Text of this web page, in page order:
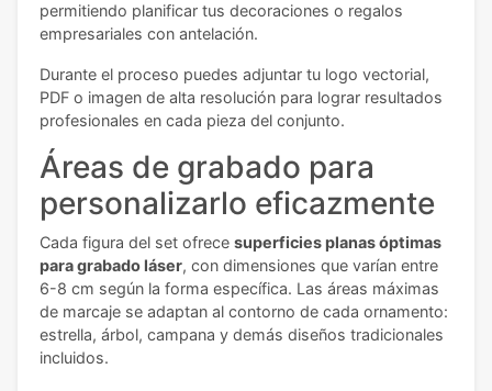
permitiendo planificar tus decoraciones o regalos
empresariales con antelación.
Durante el proceso puedes adjuntar tu logo vectorial,
PDF o imagen de alta resolución para lograr resultados
profesionales en cada pieza del conjunto.
Áreas de grabado para
personalizarlo eficazmente
Cada figura del set ofrece superficies planas óptimas
para grabado láser, con dimensiones que varían entre
6-8 cm según la forma específica. Las áreas máximas
de marcaje se adaptan al contorno de cada ornamento:
estrella, árbol, campana y demás diseños tradicionales
incluidos.